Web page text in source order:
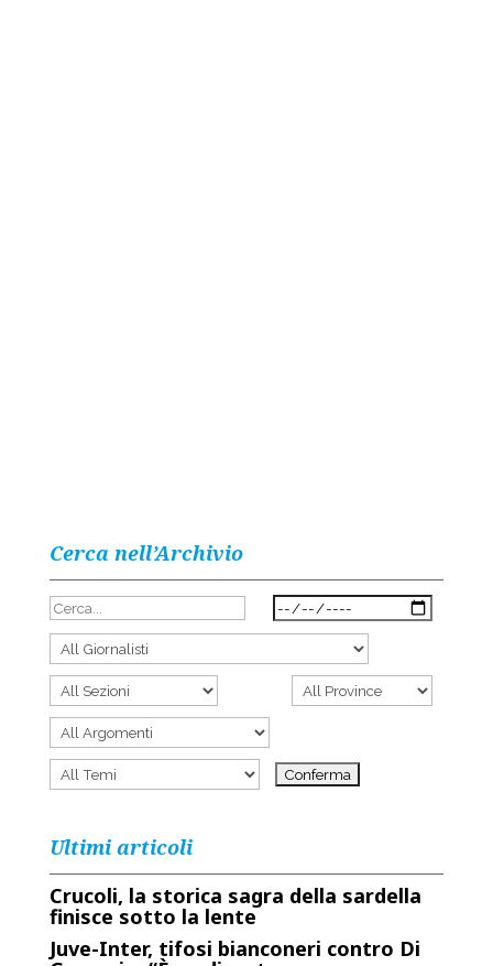
Cerca nell’Archivio
Ultimi articoli
Crucoli, la storica sagra della sardella
finisce sotto la lente
Juve-Inter, tifosi bianconeri contro Di